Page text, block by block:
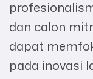
dan calon
dapat
pada inovasi